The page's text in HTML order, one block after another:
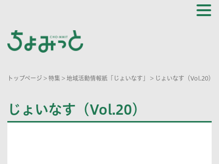
トップページ > 特集 > 地域活動情報紙「じょいなす」 > じょいなす（Vol.20）
じょいなす（Vol.20）